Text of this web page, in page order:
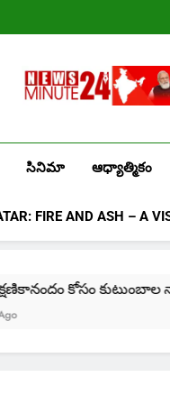
సినిమా ఆధ్యాత్మికం
FIRE AND ASH – A
కోసం కుటుంబాల నాశనం!